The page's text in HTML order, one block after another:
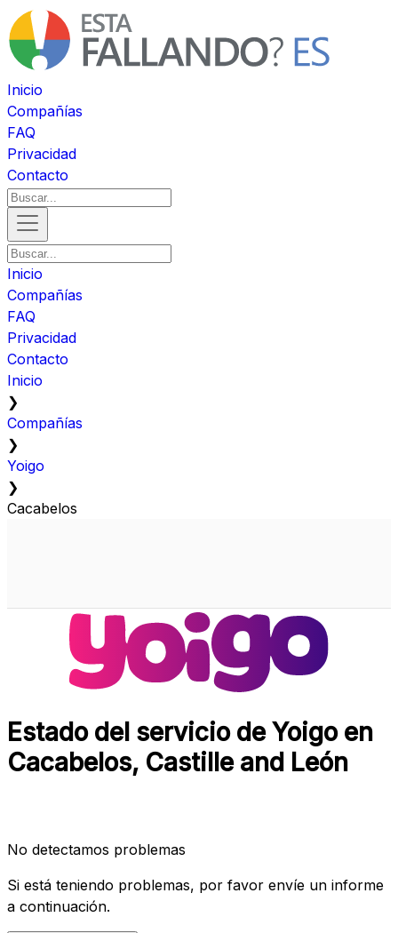
Inicio
Compañías
FAQ
Privacidad
Contacto
Inicio
Compañías
FAQ
Privacidad
Contacto
Inicio
❯
Compañías
❯
Yoigo
❯
Cacabelos
Estado del servicio de Yoigo en
Cacabelos, Castille and León
No detectamos problemas
Si está teniendo problemas, por favor envíe un informe
a continuación.